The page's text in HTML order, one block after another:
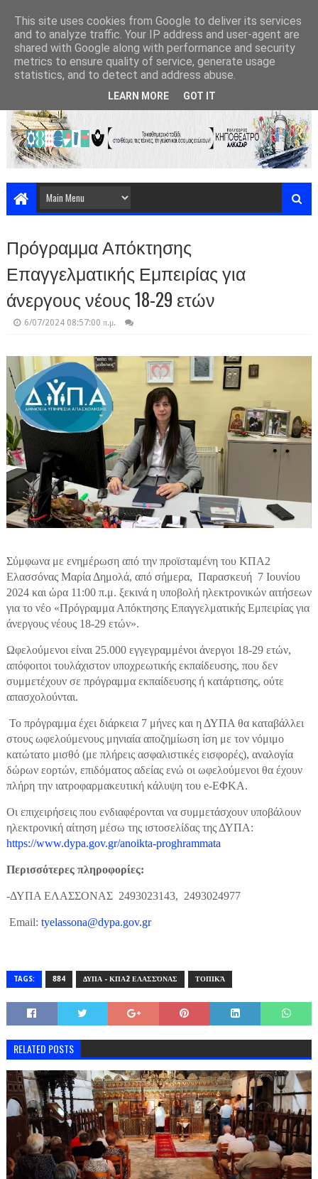
Πρόγραμμα Απόκτησης
Επαγγελματικής Εμπειρίας για
άνεργους νέους 18-29 ετών
6/07/2024 08:57:00 π.μ.
Σύμφωνα με ενημέρωση από την προϊσταμένη του ΚΠΑ2
Ελασσόνας Μαρία Δημολά, από σήμερα, Παρασκευή 7 Ιουνίου
2024 και ώρα 11:00 π.μ. ξεκινά η υποβολή ηλεκτρονικών αιτήσεων
για το νέο «Πρόγραμμα Απόκτησης Επαγγελματικής Εμπειρίας για
άνεργους νέους 18-29 ετών».
Ωφελούμενοι είναι 25.000 εγγεγραμμένοι άνεργοι 18-29 ετών,
απόφοιτοι τουλάχιστον υποχρεωτικής εκπαίδευσης, που δεν
συμμετέχουν σε πρόγραμμα εκπαίδευσης ή κατάρτισης, ούτε
απασχολούνται.
Το πρόγραμμα έχει διάρκεια 7 μήνες και η ΔΥΠΑ θα καταβάλλει
στους ωφελούμενους μηνιαία αποζημίωση ίση με τον νόμιμο
κατώτατο μισθό (με πλήρεις ασφαλιστικές εισφορές), αναλογία
δώρων εορτών, επιδόματος αδείας ενώ οι ωφελούμενοι θα έχουν
πλήρη την ιατροφαρμακευτική κάλυψη του e-ΕΦΚΑ.
Οι επιχειρήσεις που ενδιαφέρονται να συμμετάσχουν υποβάλουν
ηλεκτρονική αίτηση μέσω της ιστοσελίδας της ΔΥΠΑ:
https://www.dypa.gov.gr/anoikta-proghrammata
Περισσότερες πληροφορίες:
-ΔΥΠΑ ΕΛΑΣΣΟΝΑΣ 2493023143, 2493024977
Email: tyelassona@dypa.gov.gr
TAGS: 884 ΔΥΠΑ - ΚΠΑ2 ΕΛΑΣΣΌΝΑΣ ΤΟΠΙΚΆ
RELATED POSTS
This site uses cookies from Google to deliver its services
and to analyze traffic. Your IP address and user-agent are
shared with Google along with performance and security
metrics to ensure quality of service, generate usage
statistics, and to detect and address abuse.
LEARN MORE GOT IT